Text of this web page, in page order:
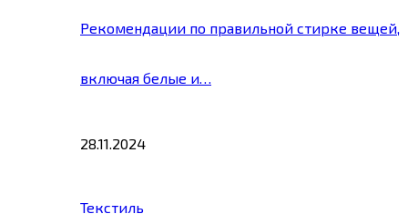
Рекомендации по правильной стирке вещей,
включая белые и…
28.11.2024
Текстиль